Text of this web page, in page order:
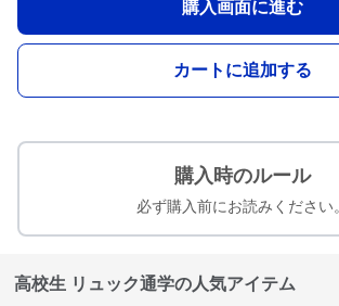
購入画面に進む
カートに追加する
購入時のルール
必ず購入前にお読みください。
高校生 リュック通学の人気アイテム